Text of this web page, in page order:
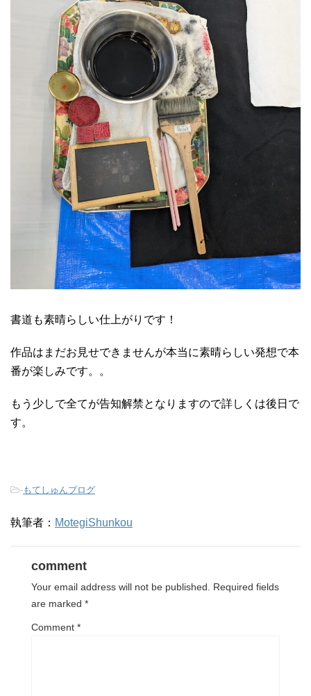
書道も素晴らしい仕上がりです！
作品はまだお見せできませんが本当に素晴らしい発想で本
番が楽しみです。。
もう少しで全てが告知解禁となりますので詳しくは後日で
す。
-もてしゅんブログ
執筆者： MotegiShunkou
comment
Your email address will not be published.
Required fields
are marked *
Comment *